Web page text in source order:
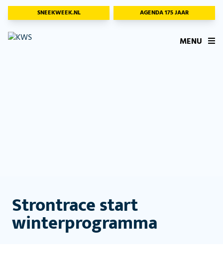
SNEEKWEEK.NL AGENDA 175 JAAR
MENU
Strontrace start
winterprogramma